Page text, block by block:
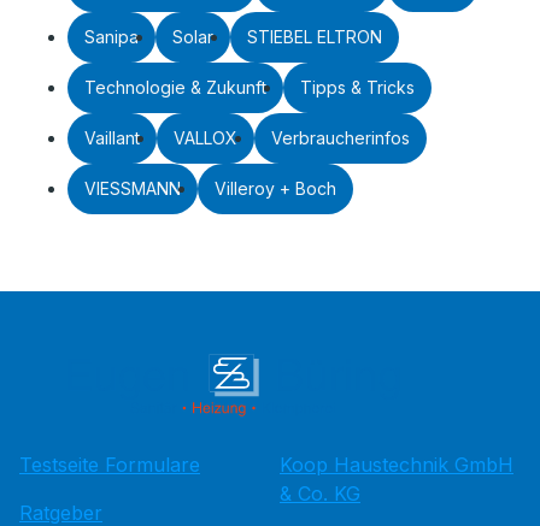
Sanipa Solar STIEBEL ELTRON
Technologie & Zukunft Tipps & Tricks
Vaillant VALLOX Verbraucherinfos
VIESSMANN Villeroy + Boch
Testseite Formulare
Ratgeber
Koop Haustechnik GmbH
& Co. KG